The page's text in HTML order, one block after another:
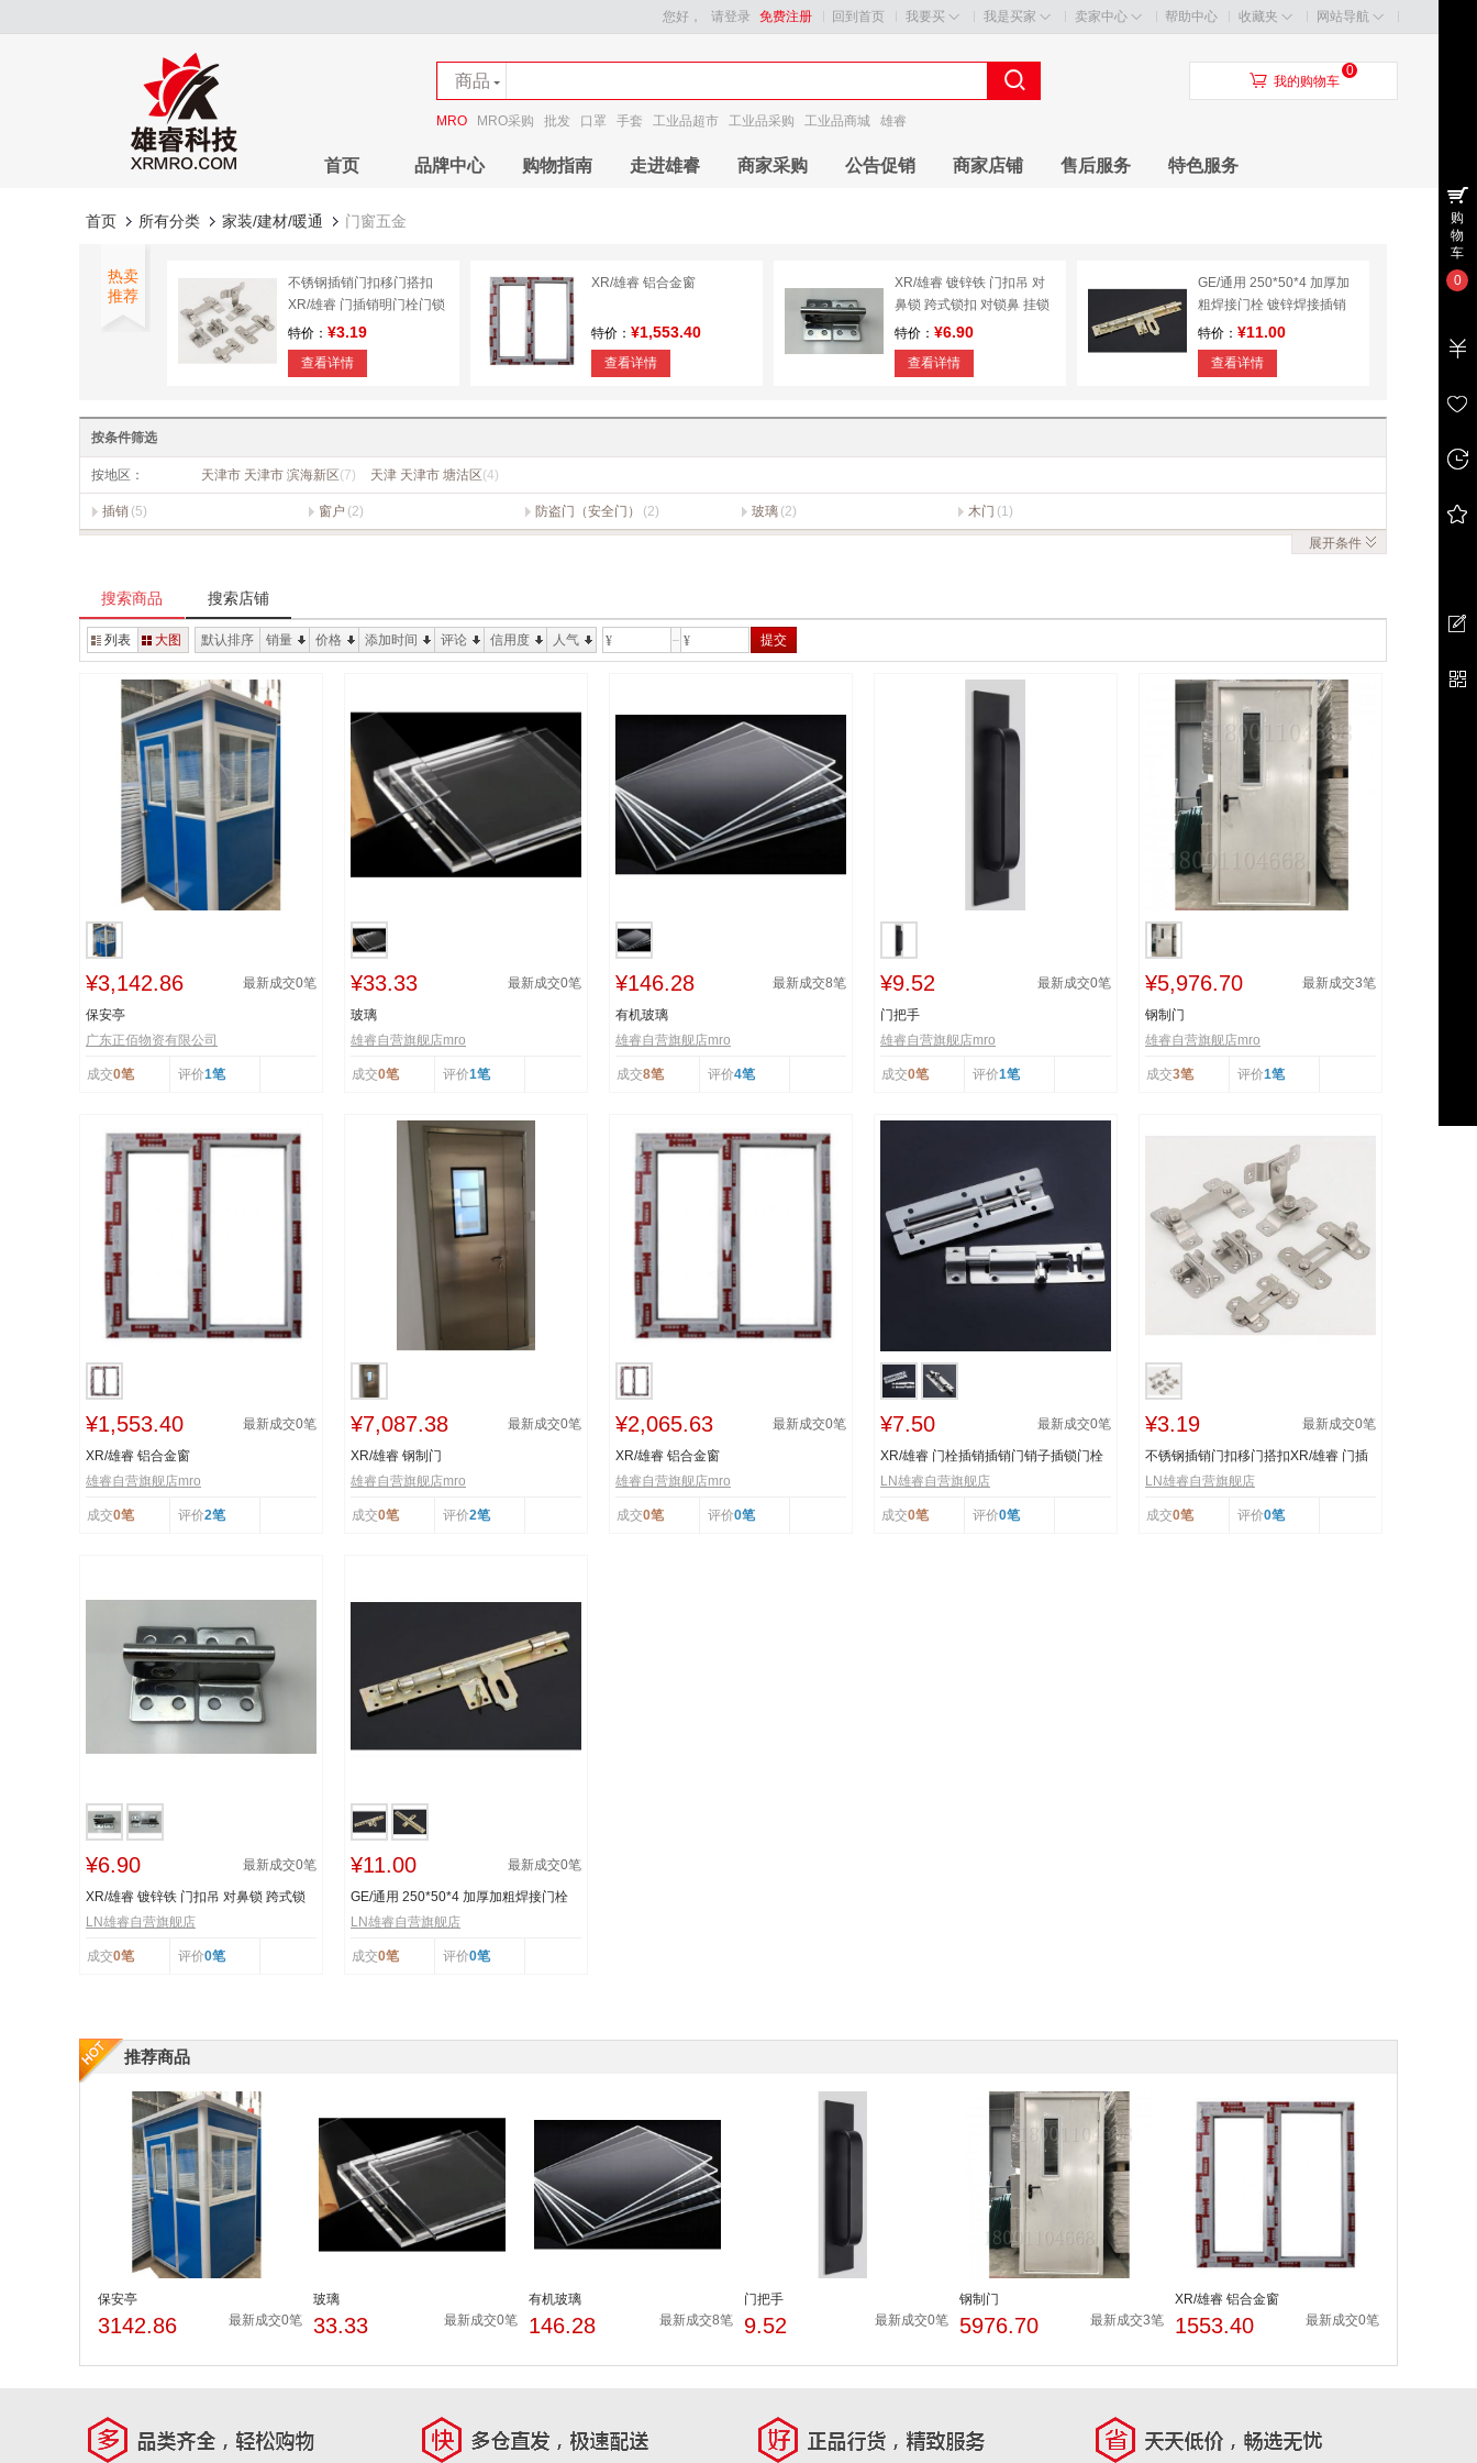
回到首页 我要买 我是买家 卖家中心 帮助中心 收藏夹 网站导航
您好， 请登录 免费注册
商品
店铺
MRO MRO采购 批发 口罩 手套 工业品超市 工业品采购 工业品商城 雄睿
󰃦 我的购物车
0
首页 品牌中心 购物指南 走进雄睿 商家采购 公告促销 商家店铺 售后服务 特色服务
首页 所有分类 家装/建材/暖通 门窗五金
热卖
推荐
不锈钢插销门扣移门搭扣
XR/雄睿 门插销明门栓门锁
扣防盗安全扣门闩
特价： ¥3.19
查看详情
XR/雄睿 铝合金窗
特价： ¥1,553.40
查看详情
XR/雄睿 镀锌铁 门扣吊 对
鼻锁 跨式锁扣 对锁鼻 挂锁
特价： ¥6.90
查看详情
GE/通用 250*50*4 加厚加
粗焊接门栓 镀锌焊接插销
特价： ¥11.00
查看详情
特价：¥7.50
查看详情
按条件筛选
按地区： 天津市 天津市 滨海新区(7) 天津 天津市 塘沽区(4)
插销 (5) 窗户 (2) 防盗门（安全门） (2) 玻璃 (2) 木门 (1)
展开条件
搜索商品 搜索店铺
列表 大图 默认排序 销量 价格 添加时间 评论 信用度 人气 ¥ ¥ 提交
¥3,142.86 最新成交0笔
保安亭
广东正佰物资有限公司
成交0笔 评价1笔
¥33.33 最新成交0笔
玻璃
雄睿自营旗舰店mro
成交0笔 评价1笔
¥146.28 最新成交8笔
有机玻璃
雄睿自营旗舰店mro
成交8笔 评价4笔
¥9.52 最新成交0笔
门把手
雄睿自营旗舰店mro
成交0笔 评价1笔
¥5,976.70 最新成交3笔
钢制门
雄睿自营旗舰店mro
成交3笔 评价1笔
¥1,553.40 最新成交0笔
XR/雄睿 铝合金窗
雄睿自营旗舰店mro
成交0笔 评价2笔
¥7,087.38 最新成交0笔
XR/雄睿 钢制门
雄睿自营旗舰店mro
成交0笔 评价2笔
¥2,065.63 最新成交0笔
XR/雄睿 铝合金窗
雄睿自营旗舰店mro
成交0笔 评价0笔
¥7.50 最新成交0笔
XR/雄睿 门栓插销插销门销子插锁门栓
LN雄睿自营旗舰店
成交0笔 评价0笔
¥3.19 最新成交0笔
不锈钢插销门扣移门搭扣XR/雄睿 门插
销明门栓门锁扣...
LN雄睿自营旗舰店
成交0笔 评价0笔
¥6.90 最新成交0笔
XR/雄睿 镀锌铁 门扣吊 对鼻锁 跨式锁
扣 对锁鼻 挂...
LN雄睿自营旗舰店
成交0笔 评价0笔
¥11.00 最新成交0笔
GE/通用 250*50*4 加厚加粗焊接门栓
镀锌焊接插销
LN雄睿自营旗舰店
成交0笔 评价0笔
推荐商品
保安亭
3142.86 最新成交0笔
玻璃
33.33 最新成交0笔
有机玻璃
146.28 最新成交8笔
门把手
9.52 最新成交0笔
钢制门
5976.70 最新成交3笔
XR/雄睿 铝合金窗
1553.40 最新成交0笔
购
物
车
0